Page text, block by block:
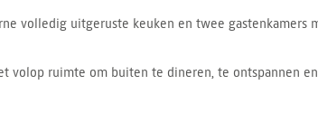
volledig uitgeruste keuken en twee gastenkamers
volop ruimte om buiten te dineren, te ontspannen